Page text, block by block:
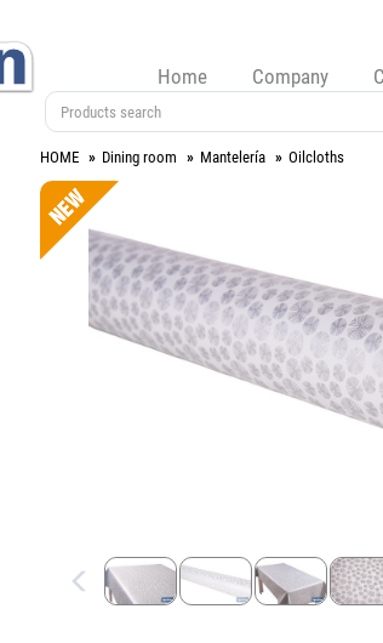
Home Company
HOME Dining room Mantelería Oilcloths